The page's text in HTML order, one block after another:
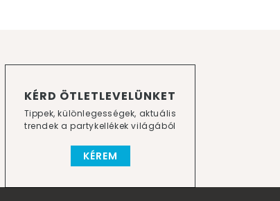
KÉRD ÖTLETLEVELÜNKET
Tippek, különlegességek, aktuális
trendek a partykellékek világából
KÉREM